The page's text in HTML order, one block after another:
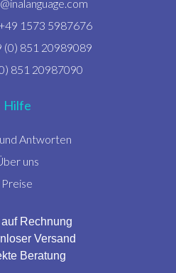
1573 5987676
(0) 851 20989089
851 20987090
Hilfe
Antworten
uns
Preise
auf Rechnung
Versand
Beratung